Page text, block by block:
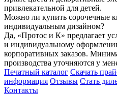
привлекательной для детей.
Можно ли купить сорочечные
индивидуальным дизайном?
Да, «Протос и К» предлагает
и индивидуальному
корпоративных заказов.
производства уточняются у
Печатный каталог Скачать
информация Отзывы Стать
Контакты